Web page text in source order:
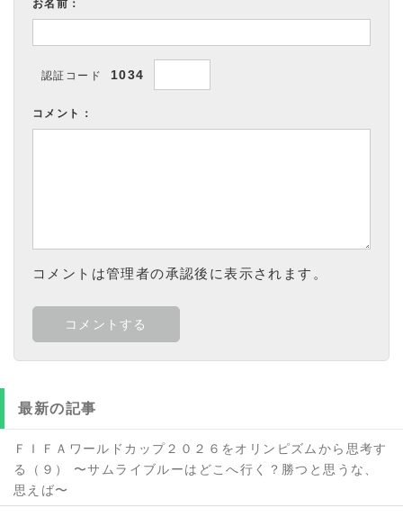
お名前：
認証コード 1034
コメント：
コメントは管理者の承認後に表示されます。
最新の記事
ＦＩＦＡワールドカップ２０２６をオリンピズムから思考す
る（９） 〜サムライブルーはどこへ行く？勝つと思うな、
思えば〜